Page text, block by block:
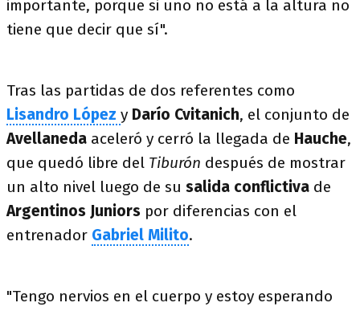
importante, porque si uno no está a la altura no
tiene que decir que sí".
Tras las partidas de dos referentes como
Lisandro López y Darío Cvitanich, el conjunto de
Avellaneda aceleró y cerró la llegada de Hauche,
que quedó libre del Tiburón después de mostrar
un alto nivel luego de su salida conflictiva de
Argentinos Juniors por diferencias con el
entrenador Gabriel Milito.
"Tengo nervios en el cuerpo y estoy esperando